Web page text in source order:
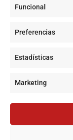
Funcional
Preferencias
Estadísticas
Marketing
Sociedad
Jujutsu Kaisen: El
Historias de la